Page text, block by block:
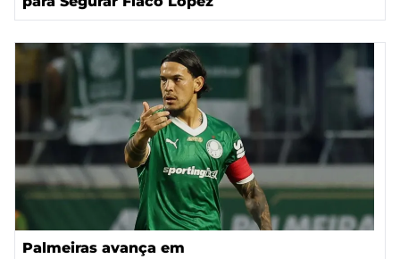
Palmeiras avança em